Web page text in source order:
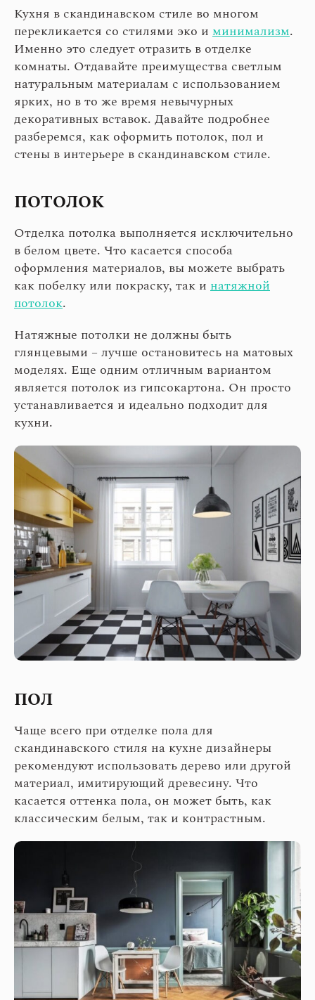
Кухня в скандинавском стиле во многом
перекликается со стилями эко и минимализм.
Именно это следует отразить в отделке
комнаты. Отдавайте преимущества светлым
натуральным материалам с использованием
ярких, но в то же время невычурных
декоративных вставок. Давайте подробнее
разберемся, как оформить потолок, пол и
стены в интерьере в скандинавском стиле.
ПОТОЛОК
Отделка потолка выполняется исключительно
в белом цвете. Что касается способа
оформления материалов, вы можете выбрать
как побелку или покраску, так и натяжной
потолок.
Натяжные потолки не должны быть
глянцевыми – лучше остановитесь на матовых
моделях. Еще одним отличным вариантом
является потолок из гипсокартона. Он просто
устанавливается и идеально подходит для
кухни.
ПОЛ
Чаще всего при отделке пола для
скандинавского стиля на кухне дизайнеры
рекомендуют использовать дерево или другой
материал, имитирующий древесину. Что
касается оттенка пола, он может быть, как
классическим белым, так и контрастным.